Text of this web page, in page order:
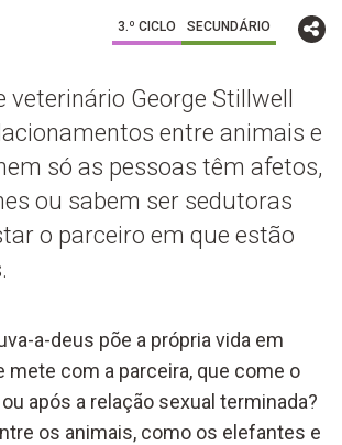
3.º CICLO SECUNDÁRIO
veterinário George Stillwell
entre animais e
só as pessoas têm afetos,
ou sabem ser sedutoras
o parceiro em que estão
a-deus põe a própria vida em
mete com a parceira, que come o
após a relação sexual terminada?
os animais, como os elefantes e